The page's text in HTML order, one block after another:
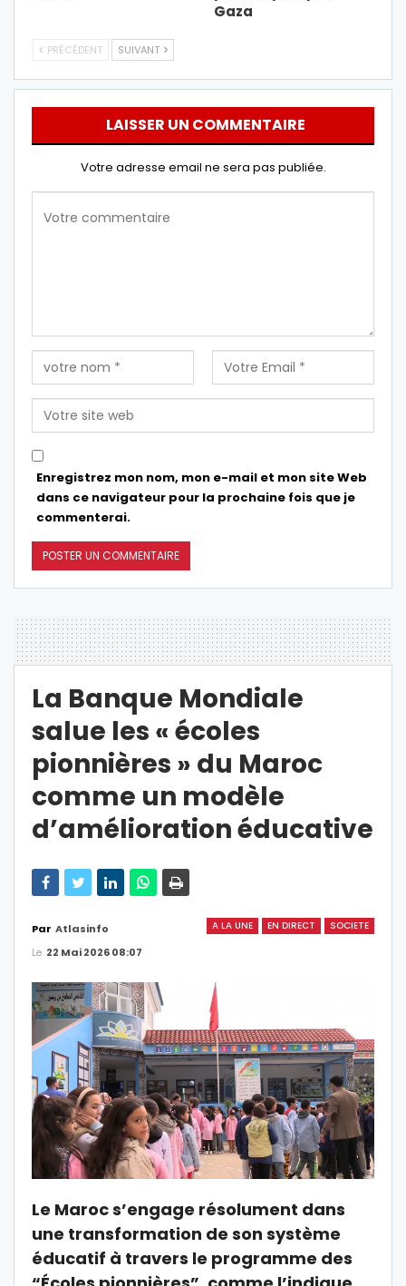
Gaza
PRÉCÉDENT SUIVANT
LAISSER UN COMMENTAIRE
Votre adresse email ne sera pas publiée.
Enregistrez mon nom, mon e-mail et mon site Web
dans ce navigateur pour la prochaine fois que je
commenterai.
La Banque Mondiale
salue les « écoles
pionnières » du Maroc
comme un modèle
d’amélioration éducative
A LA UNE EN DIRECT SOCIETE
Par Atlasinfo
Le 22 Mai 2026 08:07
Le Maroc s’engage résolument dans
une transformation de son système
éducatif à travers le programme des